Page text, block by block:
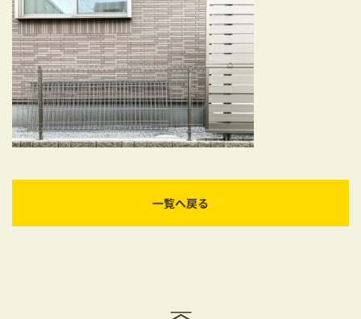
建て替えをお考えの方
耐震対策も安心の家づくり
リフォーム・リノベーションをお考えの方
必見！土地からお探しの方へ
ショールーム
一覧へ戻る